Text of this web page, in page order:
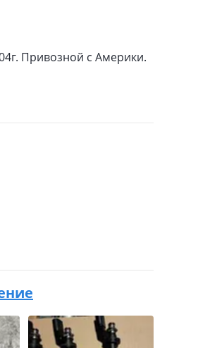
Привозной с Америки.